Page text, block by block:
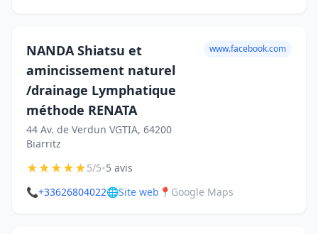
NANDA Shiatsu et
amincissement naturel
/drainage Lymphatique
méthode RENATA
44 Av. de Verdun VGTIA, 64200
Biarritz
www.facebook.com
★★★★★5/5•5 avis
📞+33626804022🌐Site web 📍 Google Maps